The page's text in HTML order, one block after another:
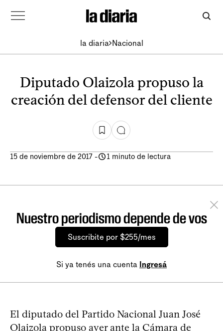
la diaria Nacional
Diputado Olaizola propuso la
creación del defensor del cliente
15 de noviembre de 2017 - 1 minuto de lectura
Nuestro periodismo depende de vos
Suscribite por $255/mes
Si ya tenés una cuenta Ingresá
El diputado del Partido Nacional Juan José
Olaizola propuso ayer ante la Cámara de